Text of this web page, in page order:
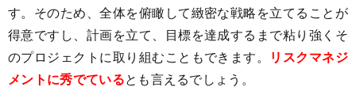
す。そのため、全体を俯瞰して緻密な戦略を立てることが
得意ですし、計画を立て、目標を達成するまで粘り強くそ
のプロジェクトに取り組むこともできます。
リスクマネジ
メントに秀でているとも言えるでしょう。